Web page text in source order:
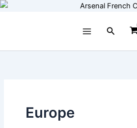
Aller
Europe